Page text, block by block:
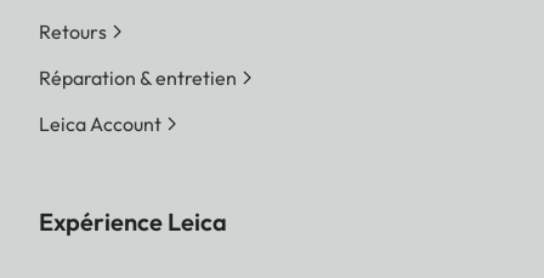
Retours
Réparation & entretien
Leica Account
Expérience Leica